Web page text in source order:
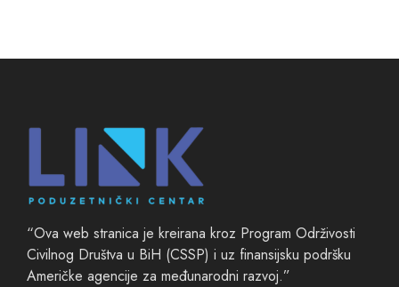
“Ova web stranica je kreirana kroz Program Održivosti
Civilnog Društva u BiH (CSSP) i uz finansijsku podršku
Američke agencije za međunarodni razvoj.”